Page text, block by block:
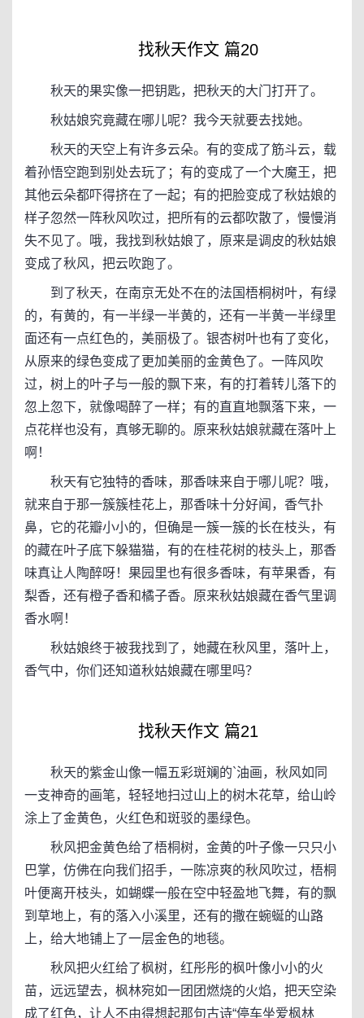
找秋天作文 篇20
秋天的果实像一把钥匙，把秋天的大门打开了。
秋姑娘究竟藏在哪儿呢？我今天就要去找她。
秋天的天空上有许多云朵。有的变成了筋斗云，载
着孙悟空跑到别处去玩了；有的变成了一个大魔王，把
其他云朵都吓得挤在了一起；有的把脸变成了秋姑娘的
样子忽然一阵秋风吹过，把所有的云都吹散了，慢慢消
失不见了。哦，我找到秋姑娘了，原来是调皮的秋姑娘
变成了秋风，把云吹跑了。
到了秋天，在南京无处不在的法国梧桐树叶，有绿
的，有黄的，有一半绿一半黄的，还有一半黄一半绿里
面还有一点红色的，美丽极了。银杏树叶也有了变化，
从原来的绿色变成了更加美丽的金黄色了。一阵风吹
过，树上的叶子与一般的飘下来，有的打着转儿落下的
忽上忽下，就像喝醉了一样；有的直直地飘落下来，一
点花样也没有，真够无聊的。原来秋姑娘就藏在落叶上
啊！
秋天有它独特的香味，那香味来自于哪儿呢？哦，
就来自于那一簇簇桂花上，那香味十分好闻，香气扑
鼻，它的花瓣小小的，但确是一簇一簇的长在枝头，有
的藏在叶子底下躲猫猫，有的在桂花树的枝头上，那香
味真让人陶醉呀！果园里也有很多香味，有苹果香，有
梨香，还有橙子香和橘子香。原来秋姑娘藏在香气里调
香水啊！
秋姑娘终于被我找到了，她藏在秋风里，落叶上，
香气中，你们还知道秋姑娘藏在哪里吗？
找秋天作文 篇21
秋天的紫金山像一幅五彩斑斓的`油画，秋风如同
一支神奇的画笔，轻轻地扫过山上的树木花草，给山岭
涂上了金黄色，火红色和斑驳的墨绿色。
秋风把金黄色给了梧桐树，金黄的叶子像一只只小
巴掌，仿佛在向我们招手，一陈凉爽的秋风吹过，梧桐
叶便离开枝头，如蝴蝶一般在空中轻盈地飞舞，有的飘
到草地上，有的落入小溪里，还有的撒在蜿蜒的山路
上，给大地铺上了一层金色的地毯。
秋风把火红给了枫树，红彤彤的枫叶像小小的火
苗，远远望去，枫林宛如一团团燃烧的火焰，把天空染
成了红色，让人不由得想起那句古诗“停车坐爱枫林